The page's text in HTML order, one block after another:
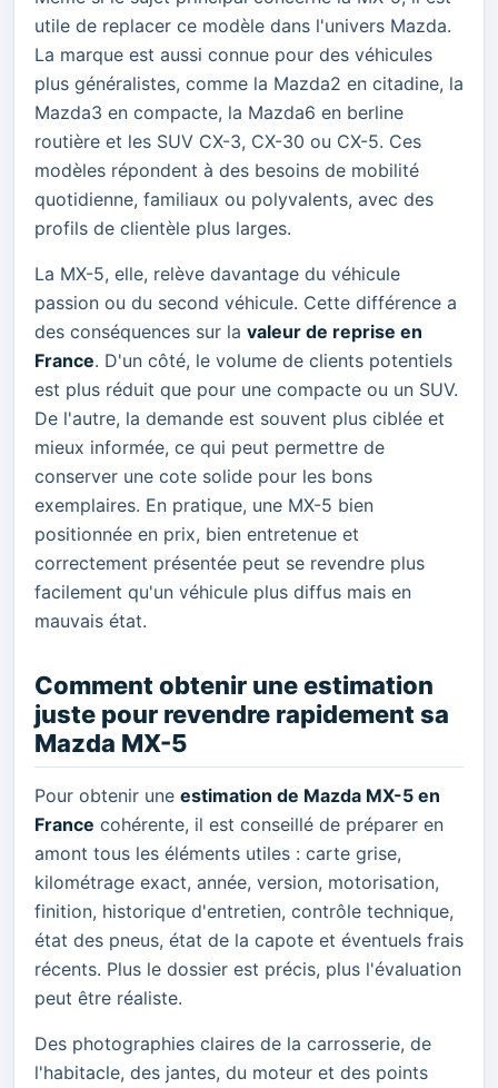
utile de replacer ce modèle dans l'univers Mazda.
La marque est aussi connue pour des véhicules
plus généralistes, comme la Mazda2 en citadine, la
Mazda3 en compacte, la Mazda6 en berline
routière et les SUV CX-3, CX-30 ou CX-5. Ces
modèles répondent à des besoins de mobilité
quotidienne, familiaux ou polyvalents, avec des
profils de clientèle plus larges.
La MX-5, elle, relève davantage du véhicule
passion ou du second véhicule. Cette différence a
des conséquences sur la valeur de reprise en
France. D'un côté, le volume de clients potentiels
est plus réduit que pour une compacte ou un SUV.
De l'autre, la demande est souvent plus ciblée et
mieux informée, ce qui peut permettre de
conserver une cote solide pour les bons
exemplaires. En pratique, une MX-5 bien
positionnée en prix, bien entretenue et
correctement présentée peut se revendre plus
facilement qu'un véhicule plus diffus mais en
mauvais état.
Comment obtenir une estimation
juste pour revendre rapidement sa
Mazda MX-5
Pour obtenir une estimation de Mazda MX-5 en
France cohérente, il est conseillé de préparer en
amont tous les éléments utiles : carte grise,
kilométrage exact, année, version, motorisation,
finition, historique d'entretien, contrôle technique,
état des pneus, état de la capote et éventuels frais
récents. Plus le dossier est précis, plus l'évaluation
peut être réaliste.
Des photographies claires de la carrosserie, de
l'habitacle, des jantes, du moteur et des points